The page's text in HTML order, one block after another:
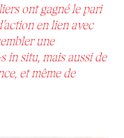
ont gagné le pari
en lien avec
une
in situ, mais aussi de
et même de